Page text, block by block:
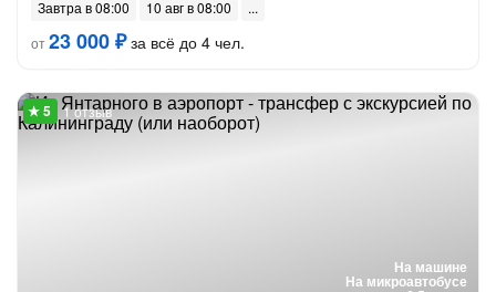
Завтра в 08:00
10 авг в 08:00
от23 000 ₽за всё до 4 чел.
На машине
На микроавтобусе
1 отзыв